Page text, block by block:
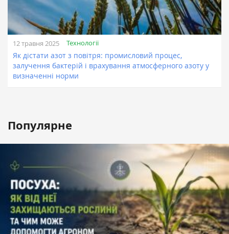
12 травня 2025 Технології
Як дістати азот з повітря: промисловий процес,
залучення бактерій і врахування атмосферного азоту у
визначенні норми
Популярне